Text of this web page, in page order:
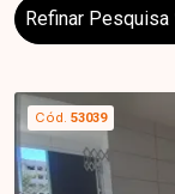
Refinar Pesquisa
Cód. 53039